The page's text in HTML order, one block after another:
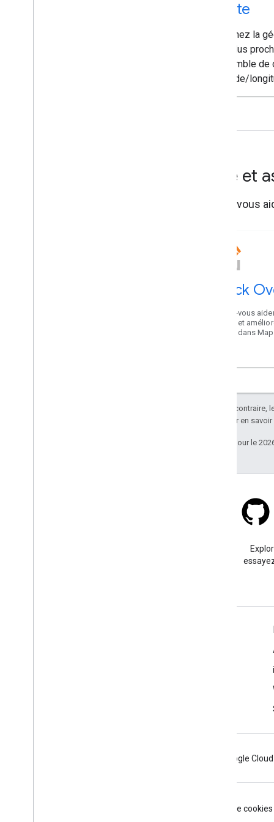
route
Obtenez la
les plus
ensemble
latitude/
Aide et
Faites-vous
Stack
Faites-vous
autres et
karma dans
Sauf indication contraire,
. Pour en
Dernière mise à jour le
Google
Manage cookies